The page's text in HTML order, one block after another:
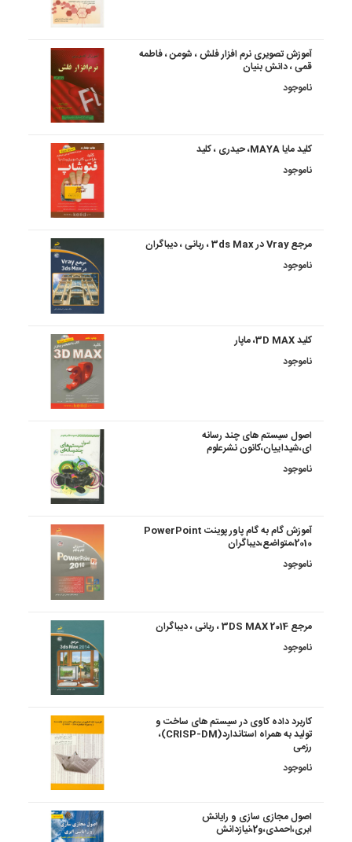
آموزش تصویری نرم افزار فلش ، شومن ، فاطمه
قمی ، دانش بنیان
ناموجود
کلید مایا MAYA، حیدری ، کلید
ناموجود
مرجع Vray در 3ds Max ، ربانی ، دیباگران
ناموجود
کلید 3D MAX، ماپار
ناموجود
اصول سیستم های چند رسانه
ای،شیداییان،کانون نشرعلوم
ناموجود
آموزش گام به گام پاور پوینت PowerPoint
2010،متواضع،دیباگران
ناموجود
مرجع 3DS MAX 2014 ، ربانی ، دیباگران
ناموجود
کاربرد داده کاوی در سیستم های ساخت و
تولید به همراه استاندارد(CRISP-DM)،
رزمی
ناموجود
اصول مجازی سازی و رایانش
ابری،احمدی،و2،نیازدانش